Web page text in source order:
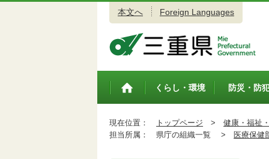
本文へ Foreign Languages
トップペ
くらし・環境 防災・防
現在位置： トップページ > 健康・福祉
担当所属：
県庁の組織一覧 > 医療保健